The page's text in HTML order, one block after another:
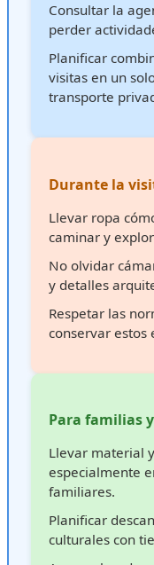
Consultar la
perder
Planificar
visitas en un
transporte
Durante la
Llevar ropa
caminar y
No olvidar
y detalles
Respetar las
conservar estos
Para familias
Llevar material
especialmente
familiares.
Planificar
culturales con